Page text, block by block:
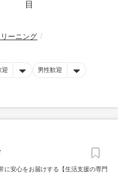
ーニング
迎 男性歓迎
に安心をお届けする【生活支援の専門